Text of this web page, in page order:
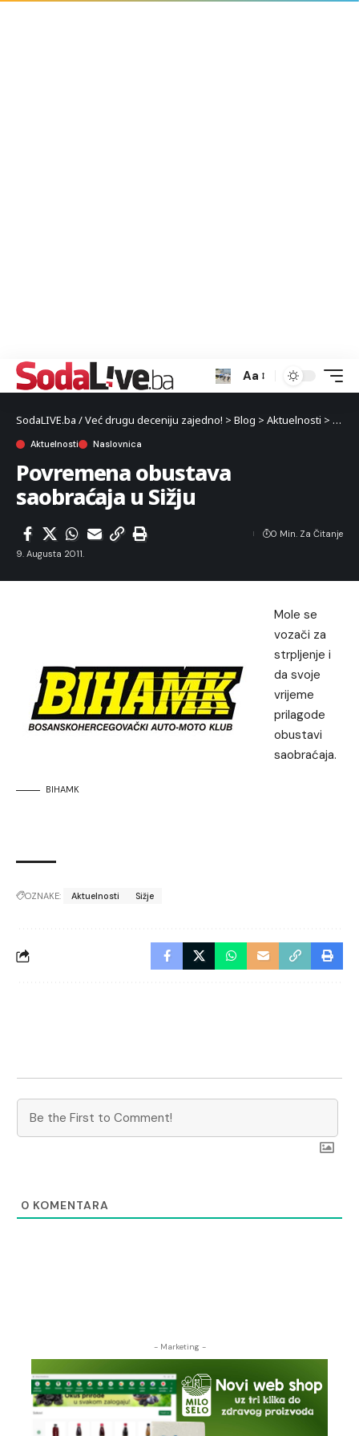
Aa
SodaLIVE.ba / Već drugu deceniju zajedno! > Blog > Aktuelnosti >
Aktuelnosti Naslovnica
Povremena obustava
saobraćaja u Sižju
9. Augusta 2011.
0 Min. Za Čitanje
BIHAMK
Mole se
vozači za
strpljenje i
da svoje
vrijeme
prilagode
obustavi
saobraćaja.
OZNAKE: Aktuelnosti Sižje
0 KOMENTARA
- Marketing -